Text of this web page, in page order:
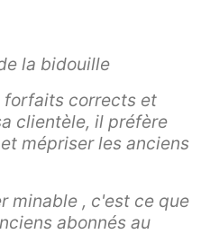
la bidouille
forfaits corrects et
clientèle, il préfère
mépriser les anciens
minable , c'est ce que
abonnés au